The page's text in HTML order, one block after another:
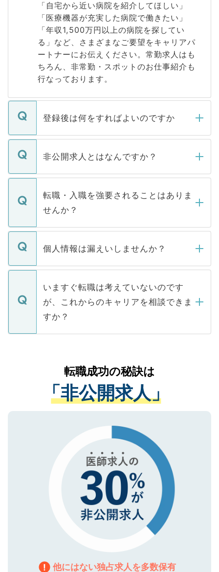
「自宅から近い病院を紹介してほしい」
「医療機器が充実した病院で働きたい」
「年収1,500万円以上の病院を探してい
る」など、さまざまなご要望をキャリアパ
ートナーにお伝えください。常勤求人はも
ちろん、非常勤・スポットのお仕事紹介も
行なっております。
登録後は何をすればよいのですか
ご登録いただきましたら、弊社担当者がご
登録内容を確認し、その後メールもしくは
ます。通常、5営業日以内にはご連絡をせて
いただきますので、しばらくお待ちくださ
非公開求人とはなんですか？
マイナビDOCTORで取り扱っている求人の
うち約3割は、Webサイトからご覧いただ
けない「非公開求人」です。非公開求人は
下記の理由によって、一般には公開してい
ません。
■応募殺到を避けるため 人気のある医療機
関を公にしてしまうと、応募が殺到する場
に、医療機関が求める条件に合った人材の
みを人材紹介会社に依頼するケースが増え
ています。
転職・入職を強要されることはありま
せんか？
転職・入職を強要することは一切ありませ
ん。また、仮に応募先から内定をいただい
定を承諾する必要はありません。内定先へ
の辞退の連絡はキャリアパートナーが行い
個人情報は漏えいしませんか？
個人情報が漏えいすることはありませんの
で、ご安心ください。当サイトからの登録
などで収集したご登録者様の個人情報は、
ご本人のキャリアアップおよび転職活動の
支援を目的に使用いたします。お預かりし
ているすべての個人データはご本人の許可
は、個人情報の取り扱いについての厳密な
管理基準を満たした事業者のみに付与され
る、プライバシーマークを取得済みです。
で、機密保持に関してもご安心ください。
いますぐ転職は考えていないのです
が、これからのキャリアを相談できま
すか？
かがいして、現在の医療機関の状況や紹介
経験をまじえながら、適切なアドバイスを
させていただきます。すぐにご転職をされ
ない方には、長期的なサポートが可能です
ので、まずはご登録ください。
転職成功の秘訣は
「非公開求人」
他にはない独占求人を多数保有